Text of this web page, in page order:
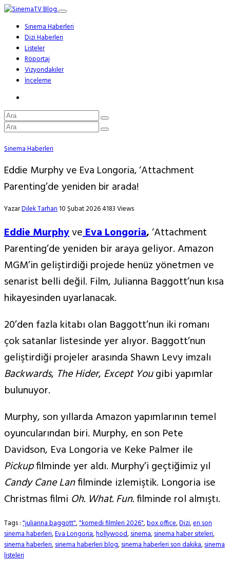
Sinema Haberleri
Dizi Haberleri
Listeler
Röportaj
Vizyondakiler
İnceleme
Sinema Haberleri
Eddie Murphy ve Eva Longoria, ‘Attachment
Parenting’de yeniden bir arada!
YazarDilek Tarhan10 Şubat 20264183 Views
Eddie MurphyveEva Longoria,‘Attachment
Parenting’de yeniden bir araya geliyor. Amazon
MGM’in geliştirdiği projede henüz yönetmen ve
senarist belli değil. Film, Julianna Baggott’nun kısa
hikayesinden uyarlanacak.
20’den fazla kitabı olan Baggott’nun iki romanı
çok satanlar listesinde yer alıyor. Baggott’nun
geliştirdiği projeler arasında Shawn Levy imzalı
Backwards, The Hider, Except Yougibi yapımlar
bulunuyor.
Murphy, son yıllarda Amazon yapımlarının temel
oyuncularından biri. Murphy, en son Pete
Davidson, Eva Longoria ve Keke Palmer ile
Pickupfilminde yer aldı. Murphy’i geçtiğimiz yıl
Candy Cane Lanfilminde izlemiştik. Longoria ise
Christmas filmi Oh. What. Fun.filminde rol almıştı.
Tags :"julianna baggott","komedi filmleri 2026",box office,Dizi,en son
sinema haberleri,Eva Longoria,hollywood,sinema,sinema haber siteleri,
sinema haberleri,sinema haberleri blog,sinema haberleri son dakika,sinema
listeleri